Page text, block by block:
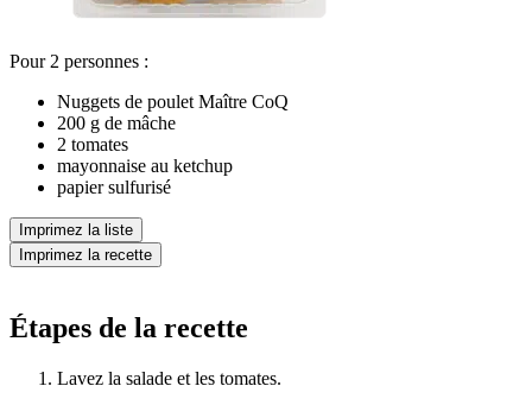
Pour 2 personnes :
Nuggets de poulet Maître CoQ
200 g de mâche
2 tomates
mayonnaise au ketchup
papier sulfurisé
Imprimez la liste
Imprimez la recette
Étapes de la recette
Lavez la salade et les tomates.